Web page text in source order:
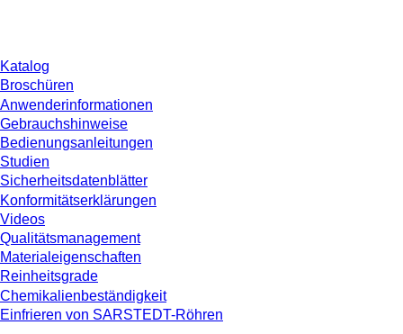
Katalog
Broschüren
Anwenderinformationen
Gebrauchshinweise
Bedienungsanleitungen
Studien
Sicherheitsdatenblätter
Konformitätserklärungen
Videos
Qualitätsmanagement
Materialeigenschaften
Reinheitsgrade
Chemikalienbeständigkeit
Einfrieren von SARSTEDT-Röhren